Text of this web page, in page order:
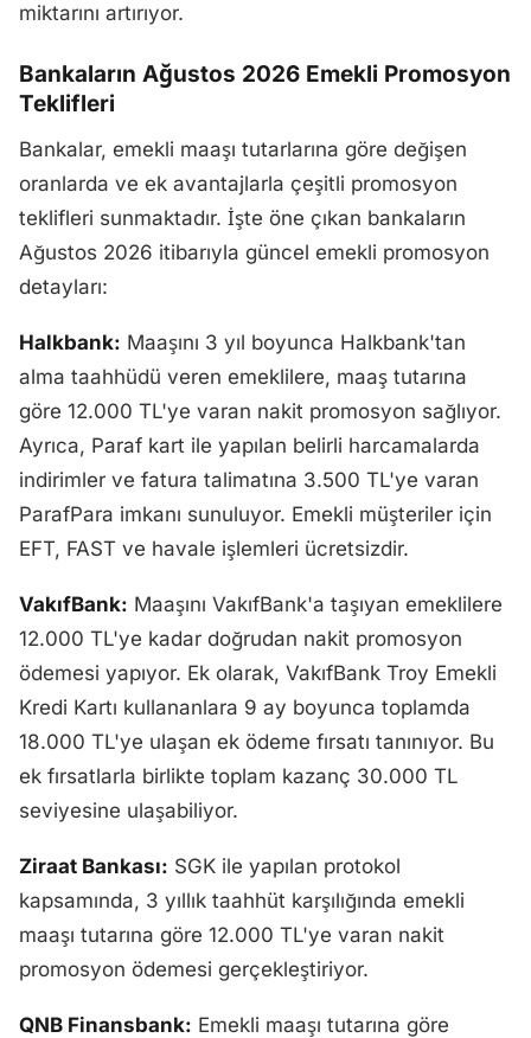
miktarını artırıyor.
Bankaların Ağustos 2026 Emekli Promosyon
Teklifleri
Bankalar, emekli maaşı tutarlarına göre değişen
oranlarda ve ek avantajlarla çeşitli promosyon
teklifleri sunmaktadır. İşte öne çıkan bankaların
Ağustos 2026 itibarıyla güncel emekli promosyon
detayları:
Halkbank: Maaşını 3 yıl boyunca Halkbank'tan
alma taahhüdü veren emeklilere, maaş tutarına
göre 12.000 TL'ye varan nakit promosyon sağlıyor.
Ayrıca, Paraf kart ile yapılan belirli harcamalarda
indirimler ve fatura talimatına 3.500 TL'ye varan
ParafPara imkanı sunuluyor. Emekli müşteriler için
EFT, FAST ve havale işlemleri ücretsizdir.
VakıfBank: Maaşını VakıfBank'a taşıyan emeklilere
12.000 TL'ye kadar doğrudan nakit promosyon
ödemesi yapıyor. Ek olarak, VakıfBank Troy Emekli
Kredi Kartı kullananlara 9 ay boyunca toplamda
18.000 TL'ye ulaşan ek ödeme fırsatı tanınıyor. Bu
ek fırsatlarla birlikte toplam kazanç 30.000 TL
seviyesine ulaşabiliyor.
Ziraat Bankası: SGK ile yapılan protokol
kapsamında, 3 yıllık taahhüt karşılığında emekli
maaşı tutarına göre 12.000 TL'ye varan nakit
promosyon ödemesi gerçekleştiriyor.
QNB Finansbank: Emekli maaşı tutarına göre